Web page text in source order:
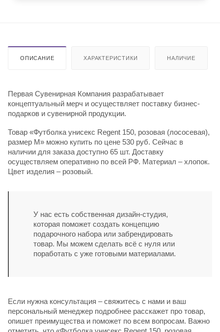
ОПИСАНИЕ ХАРАКТЕРИСТИКИ НАЛИЧИЕ
Первая Сувенирная Компания разрабатывает
концептуальный мерч и осуществляет поставку бизнес-
подарков и сувенирной продукции.
Товар «Футболка унисекс Regent 150, розовая (лососевая),
размер M» можно купить по цене 530 руб. Сейчас в
наличии для заказа доступно 65 шт. Доставку
осуществляем оперативно по всей РФ. Материал – хлопок.
Цвет изделия – розовый.
У нас есть собственная дизайн-студия,
которая поможет создать концепцию
подарочного набора или забрендировать
товар. Мы можем сделать всё с нуля или
поработать с уже готовыми материалами.
Если нужна консультация – свяжитесь с нами и ваш
персональный менеджер подробнее расскажет про товар,
опишет преимущества и поможет по всем вопросам. Важно